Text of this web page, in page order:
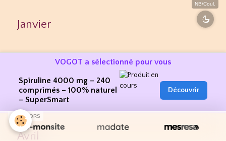
Janvier
Juin
Avril
NB/Coul.
VOGOT a sélectionné pour vous
Spiruline 4000 mg – 240
comprimés – 100% naturel
– SuperSmart
Découvrir
SPONSORS